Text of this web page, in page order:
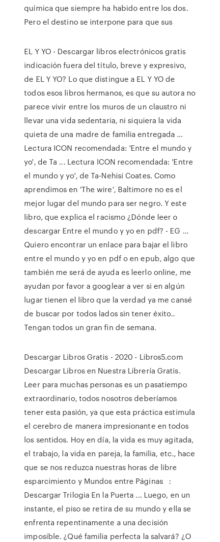
química que siempre ha habido entre los dos.
Pero el destino se interpone para que sus
EL Y YO - Descargar libros electrónicos gratis
indicación fuera del título, breve y expresivo,
de EL Y YO? Lo que distingue a EL Y YO de
todos esos libros hermanos, es que su autora no
parece vivir entre los muros de un claustro ni
llevar una vida sedentaria, ni siquiera la vida
quieta de una madre de familia entregada …
Lectura ICON recomendada: 'Entre el mundo y
yo', de Ta ... Lectura ICON recomendada: 'Entre
el mundo y yo', de Ta-Nehisi Coates. Como
aprendimos en 'The wire', Baltimore no es el
mejor lugar del mundo para ser negro. Y este
libro, que explica el racismo ¿Dónde leer o
descargar Entre el mundo y yo en pdf? - EG ...
Quiero encontrar un enlace para bajar el libro
entre el mundo y yo en pdf o en epub, algo que
también me será de ayuda es leerlo online, me
ayudan por favor a googlear a ver si en algún
lugar tienen el libro que la verdad ya me cansé
de buscar por todos lados sin tener éxito..
Tengan todos un gran fin de semana.
Descargar Libros Gratis - 2020 - Libros5.com
Descargar Libros en Nuestra Librería Gratis.
Leer para muchas personas es un pasatiempo
extraordinario, todos nosotros deberíamos
tener esta pasión, ya que esta práctica estimula
el cerebro de manera impresionante en todos
los sentidos. Hoy en día, la vida es muy agitada,
el trabajo, la vida en pareja, la familia, etc., hace
que se nos reduzca nuestras horas de libre
esparcimiento y Mundos entre Páginas ️ ️ :
Descargar Trilogia En la Puerta ... Luego, en un
instante, el piso se retira de su mundo y ella se
enfrenta repentinamente a una decisión
imposible. ¿Qué familia perfecta la salvará? ¿O